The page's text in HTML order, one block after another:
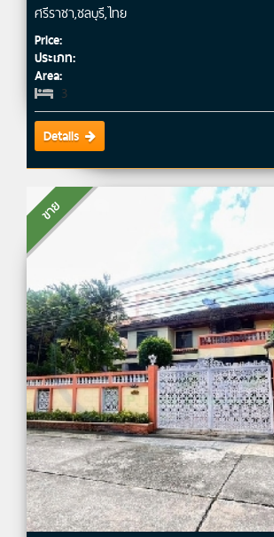
ศรีราชา,ชลบุรี,ไทย
Price:
ประเภท:
Area:
3
Details
ขาย